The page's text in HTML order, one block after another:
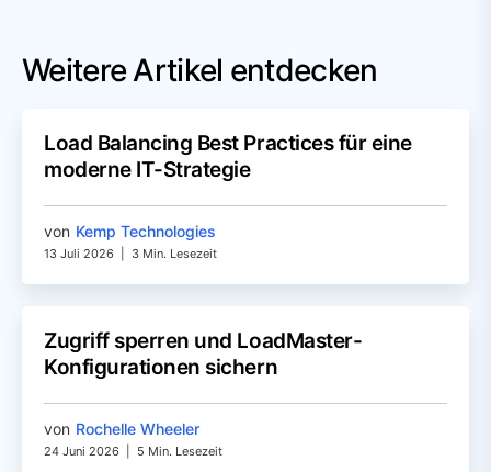
Weitere Artikel entdecken
Load Balancing Best Practices für eine
moderne IT-Strategie
von Kemp Technologies
13 Juli 2026 3 Min. Lesezeit
Zugriff sperren und LoadMaster-
Konfigurationen sichern
von Rochelle Wheeler
24 Juni 2026 5 Min. Lesezeit